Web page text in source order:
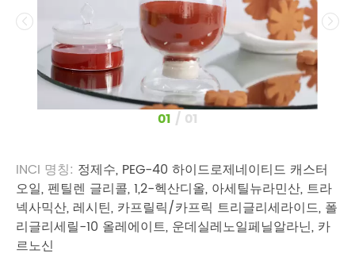
1 / 1
INCI 명칭: 정제수, PEG-40 하이드로제네이티드 캐스터
오일, 펜틸렌 글리콜, 1,2-헥산디올, 아세틸뉴라민산, 트라
넥사믹산, 레시틴, 카프릴릭/카프릭 트리글리세라이드, 폴
리글리세릴-10 올레에이트, 운데실레노일페닐알라닌, 카
르노신